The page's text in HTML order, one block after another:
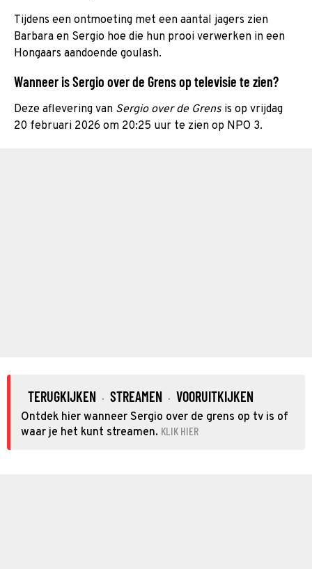
Tijdens een ontmoeting met een aantal jagers zien
Barbara en Sergio hoe die hun prooi verwerken in een
Hongaars aandoende goulash.
Wanneer is Sergio over de Grens op televisie te zien?
Deze aflevering van Sergio over de Grens is op vrijdag
20 februari 2026 om 20:25 uur te zien op NPO 3.
TERUGKIJKEN · STREAMEN · VOORUITKIJKEN
Ontdek hier wanneer Sergio over de grens op tv is of
waar je het kunt streamen. KLIK HIER